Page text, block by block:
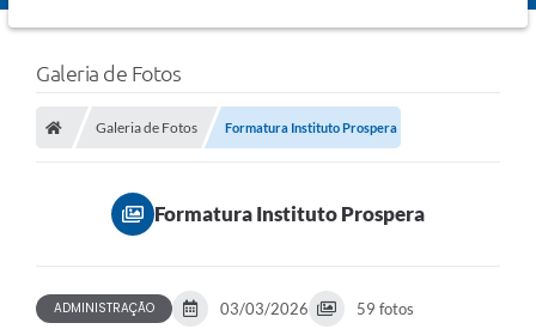
Galeria de Fotos
Galeria de Fotos Formatura Instituto Prospera
Formatura Instituto Prospera
ADMINISTRAÇÃO 03/03/2026 59 fotos